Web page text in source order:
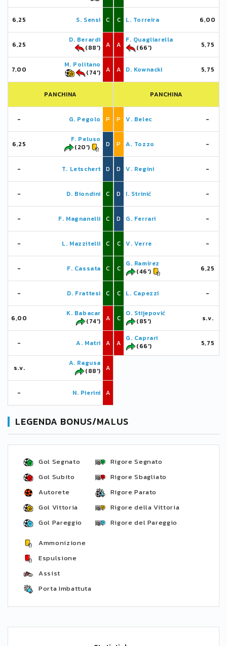
6,25 S. Sensi C
6,25
D. Berardi
(88')
A
7,00
M. Politano
(74')
A
PANCHINA
- G. Pegolo P
6,25
F. Peluso
(20')
D
- T. Letschert D
- D. Biondini C
- F. Magnanelli C
- L. Mazzitelli C
- F. Cassata C
- D. Frattesi C
6,00
K. Babacar
(74')
A
- A. Matri A
s.v.
A. Ragusa
(88')
A
- N. Pierini A
C L. Torreira 6,00
A
F. Quagliarella
(66')
5,75
A D. Kownacki 5,75
PANCHINA
P V. Belec -
P A. Tozzo -
D V. Regini -
D I. Strinić -
D G. Ferrari -
C V. Verre -
C
G. Ramírez
(46')
6,25
C L. Capezzi -
C
O. Stijepović
(85')
s.v.
A
G. Caprari
(66')
5,75
LEGENDA BONUS/MALUS
Gol Segnato
Gol Subito
Autorete
Gol Vittoria
Gol Pareggio
Rigore Segnato
Rigore Sbagliato
Rigore Parato
Rigore della Vittoria
Rigore del Pareggio
Ammonizione
Espulsione
Assist
Porta Imbattuta